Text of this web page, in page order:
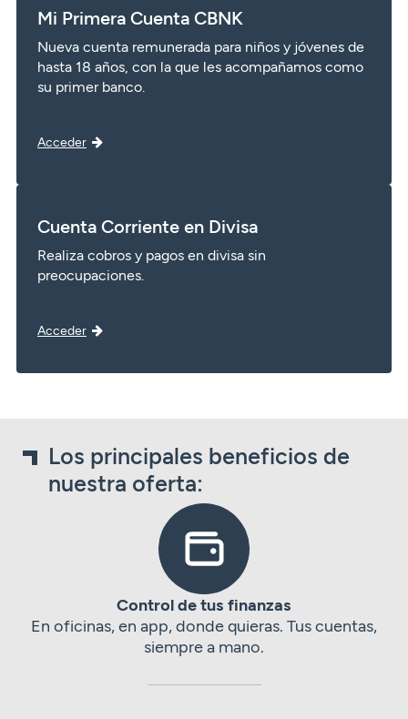
Mi Primera Cuenta CBNK
Nueva cuenta remunerada para niños y jóvenes de
hasta 18 años, con la que les acompañamos como
su primer banco.
Acceder
Cuenta Corriente en Divisa
Realiza cobros y pagos en divisa sin
preocupaciones.
Acceder
Los principales beneficios de
nuestra oferta:
Control de tus finanzas
En oficinas, en app, donde quieras. Tus cuentas,
siempre a mano.